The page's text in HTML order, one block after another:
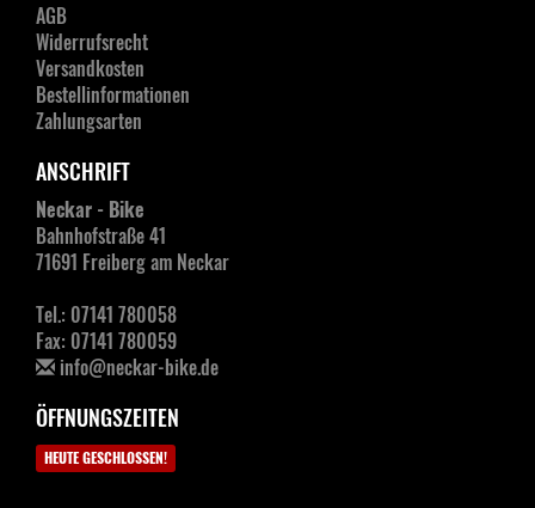
AGB
Widerrufsrecht
Versandkosten
Bestellinformationen
Zahlungsarten
ANSCHRIFT
Neckar - Bike
Bahnhofstraße 41
71691 Freiberg am Neckar
Tel.: 07141 780058
Fax: 07141 780059
info@neckar-bike.de
ÖFFNUNGSZEITEN
HEUTE GESCHLOSSEN!